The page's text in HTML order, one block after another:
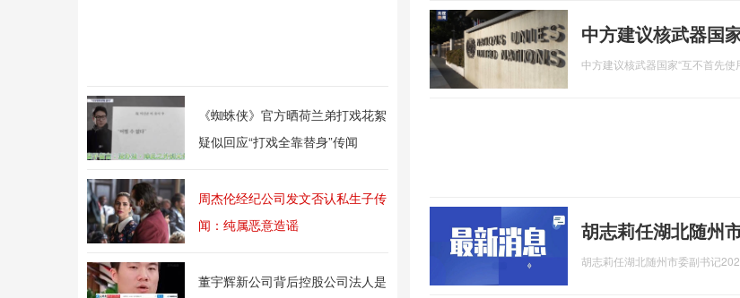
《蜘蛛侠》官方晒荷兰弟打戏花絮
疑似回应“打戏全靠替身”传闻
周杰伦经纪公司发文否认私生子传
闻：纯属恶意造谣
董宇辉新公司背后控股公司法人是
中方建议核武器国
中方建议核武器国家“互不首先使
胡志莉任湖北随州
胡志莉任湖北随州市委副书记